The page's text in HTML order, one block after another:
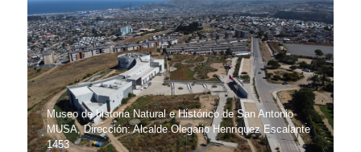
Museo de historia Natural e Histórico de San Antonio
MUSA, Dirección: Alcalde Olegario Henríquez Escalante
1453